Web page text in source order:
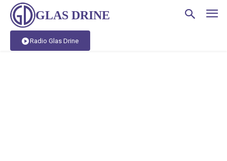
GLAS DRINE
Radio Glas Drine